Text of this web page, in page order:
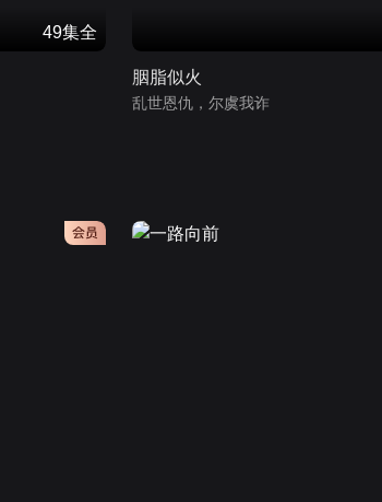
49集全
胭脂似火
乱世恩仇，尔虞我诈
会员